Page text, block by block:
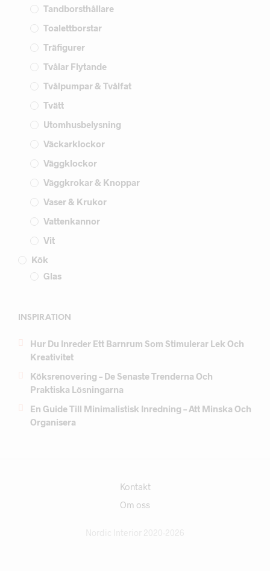
Tandborsthållare
Toalettborstar
Träfigurer
Tvålar Flytande
Tvålpumpar & Tvålfat
Tvätt
Utomhusbelysning
Väckarklockor
Väggklockor
Väggkrokar & Knoppar
Vaser & Krukor
Vattenkannor
Vit
Kök
Glas
INSPIRATION
Hur Du Inreder Ett Barnrum Som Stimulerar Lek Och
Kreativitet
Köksrenovering – De Senaste Trenderna Och
Praktiska Lösningarna
En Guide Till Minimalistisk Inredning – Att Minska Och
Organisera
Kontakt
Om oss